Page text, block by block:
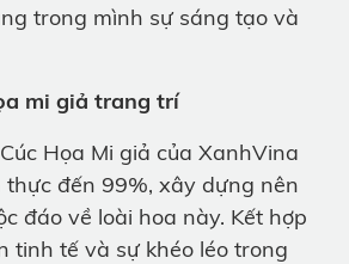
trong mình sự sáng tạo và
mi giả trang trí
Họa Mi giả của XanhVina
thực đến 99%, xây dựng nên
đáo về loài hoa này. Kết hợp
tinh tế và sự khéo léo trong